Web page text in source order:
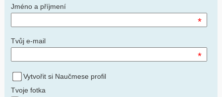
Jméno a příjmení
*
Tvůj e-mail
*
Vytvořit si Naučmese profil
Tvoje fotka